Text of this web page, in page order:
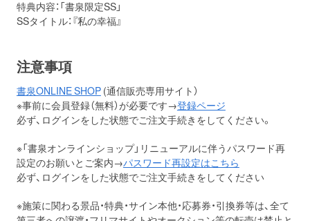
特典内容：「書泉限定SS」
SSタイトル：『私の幸福』
注意事項
書泉ONLINE SHOP(通信販売専用サイト）
※事前に会員登録（無料）が必要です→登録ページ
必ず、ログインをした状態でご注文手続きをしてください。
※「書泉オンラインショップ」リニューアルに伴うパスワード再
設定のお願いとご案内→パスワード再設定はこちら
必ず、ログインをした状態でご注文手続きをしてください
※施策に関わる景品・特典・サイン本他・応募券・引換券等は、全て